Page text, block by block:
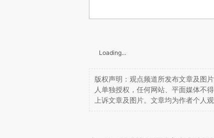
Loading...
版权声明：观点频道所发布文章及图
人单独授权，任何网站、平面媒体不
上诉文章及图片。文章均为作者个人